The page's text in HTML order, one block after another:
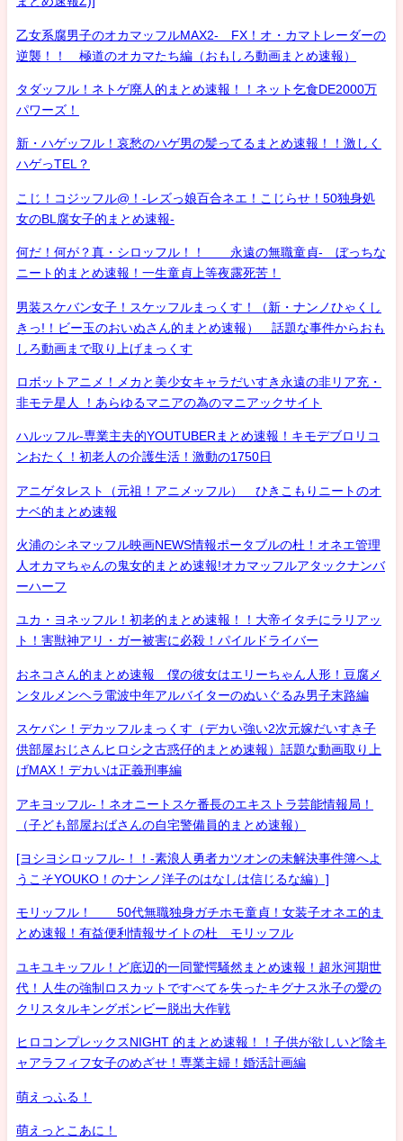
乙女系腐男子のオカマッフルMAX2- FX！オ・カマトレーダーの
逆襲！！ 極道のオカマたち編（おもしろ動画まとめ速報）
タダッフル！ネトゲ廃人的まとめ速報！！ネット乞食DE2000万
パワーズ！
新・ハゲッフル！哀愁のハゲ男の髪ってるまとめ速報！！激しく
ハゲっTEL？
こじ！コジッフル@！-レズっ娘百合ネエ！こじらせ！50独身処
女のBL腐女子的まとめ速報-
何だ！何が？真・シロッフル！！ 永遠の無職童貞- ぼっちな
ニート的まとめ速報！一生童貞上等夜露死苦！
男装スケバン女子！スケッフルまっくす！（新・ナンノひゃくし
きっ!！ビー玉のおいぬさん的まとめ速報） 話題な事件からおも
しろ動画まで取り上げまっくす
ロボットアニメ！メカと美少女キャラだいすき永遠の非リア充・
非モテ星人 ！あらゆるマニアの為のマニアックサイト
ハルッフル-専業主夫的YOUTUBERまとめ速報！キモデブロリコ
ンおたく！初老人の介護生活！激動の1750日
アニゲタレスト（元祖！アニメッフル） ひきこもりニートのオ
ナベ的まとめ速報
火浦のシネマッフル映画NEWS情報ポータブルの杜！オネエ管理
人オカマちゃんの鬼女的まとめ速報!オカマッフルアタックナンバ
ーハーフ
ユカ・ヨネッフル！初老的まとめ速報！！大帝イタチにラリアッ
ト！害獣神アリ・ガー被害に必殺！パイルドライバー
おネコさん的まとめ速報 僕の彼女はエリーちゃん人形！豆腐メ
ンタルメンヘラ電波中年アルバイターのぬいぐるみ男子末路編
スケバン！デカッフルまっくす（デカい強い2次元嫁だいすき子
供部屋おじさんヒロシ之古惑仔的まとめ速報）話題な動画取り上
げMAX！デカいは正義刑事編
アキヨッフル-！ネオニートスケ番長のエキストラ芸能情報局！
（子ども部屋おばさんの自宅警備員的まとめ速報）
[ヨシヨシロッフル-！！-素浪人勇者カツオンの未解決事件簿へよ
うこそYOUKO！のナンノ洋子のはなしは信じるな編）]
モリッフル！ 50代無職独身ガチホモ童貞！女装子オネエ的ま
とめ速報！有益便利情報サイトの杜 モリッフル
ユキユキッフル！ど底辺的一同驚愕騒然まとめ速報！超氷河期世
代！人生の強制ロスカットですべてを失ったキグナス氷子の愛の
クリスタルキングボンビー脱出大作戦
ヒロコンプレックスNIGHT 的まとめ速報！！子供が欲しいど陰キ
ャアラフィフ女子のめざせ！専業主婦！婚活計画編
萌えっふる！
萌えっとこあに！